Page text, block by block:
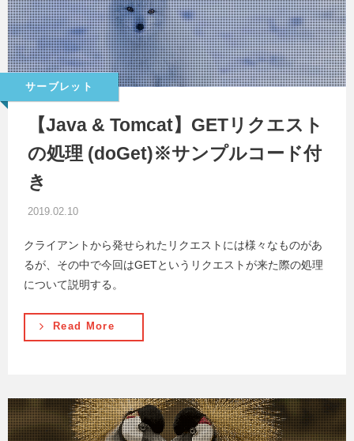
サーブレット
【Java & Tomcat】GETリクエスト
の処理 (doGet)※サンプルコード付
き
2019.02.10
クライアントから発せられたリクエストには様々なものがあ
るが、その中で今回はGETというリクエストが来た際の処理
について説明する。
Read More